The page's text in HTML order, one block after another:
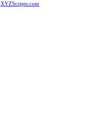
XYZScripts.com